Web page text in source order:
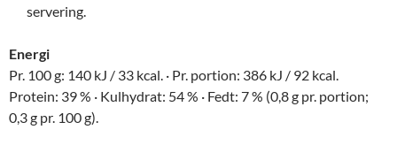
servering.
Energi
Pr. 100 g: 140 kJ / 33 kcal. · Pr. portion: 386 kJ / 92 kcal.
Protein: 39 % · Kulhydrat: 54 % · Fedt: 7 % (0,8 g pr. portion;
0,3 g pr. 100 g).